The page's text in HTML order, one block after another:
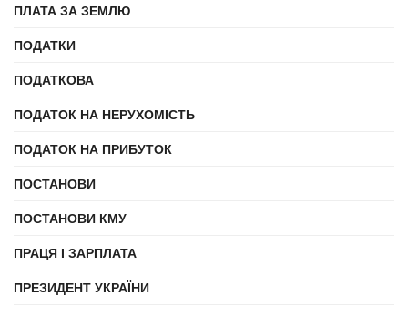
ПЛАТА ЗА ЗЕМЛЮ
ПОДАТКИ
ПОДАТКОВА
ПОДАТОК НА НЕРУХОМІСТЬ
ПОДАТОК НА ПРИБУТОК
ПОСТАНОВИ
ПОСТАНОВИ КМУ
ПРАЦЯ І ЗАРПЛАТА
ПРЕЗИДЕНТ УКРАЇНИ